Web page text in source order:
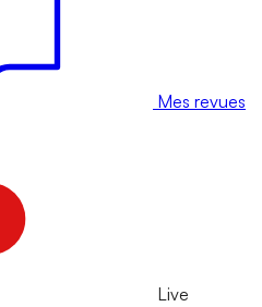
Mes revues
Live